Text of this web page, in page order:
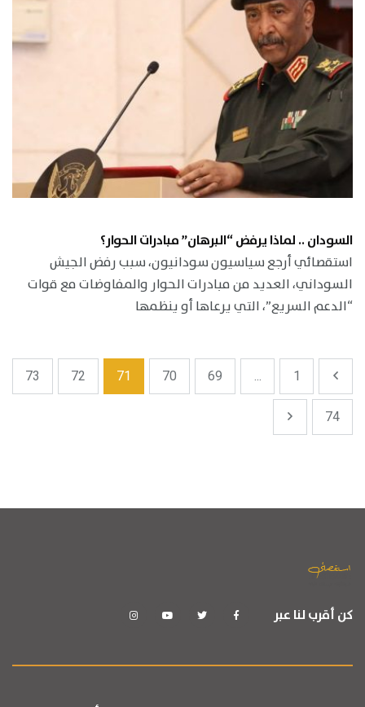
السودان .. لماذا يرفض “البرهان” مبادرات الحوار؟
استقصائي أرجع سياسيون سودانيون، سبب رفض الجيش
السوداني، العديد من مبادرات الحوار والمفاوضات مع قوات
“الدعم السريع”، التي يرعاها أو ينظمها
1
...
69
70
71
72
73
74
كن أقرب لنا عبر